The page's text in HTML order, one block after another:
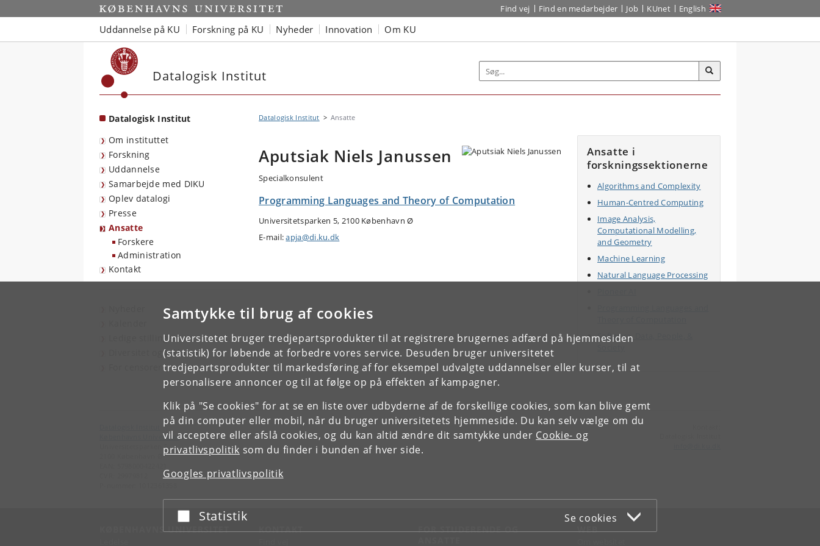
Samtykke til brug af cookies
Universitetet bruger tredjepartsprodukter til at registrere brugernes adfærd på hjemmesiden
(statistik) for løbende at forbedre vores service. Desuden bruger universitetet
tredjepartsprodukter til markedsføring af for eksempel udvalgte uddannelser eller kurser, til at
personalisere annoncer og til at følge op på effekten af kampagner.
Klik på "Se cookies" for at se en liste over udbyderne af de forskellige cookies, som kan blive gemt
på din computer eller mobil, når du bruger universitetets hjemmeside. Du kan selv vælge om du
vil acceptere eller afslå cookies, og du kan altid ændre dit samtykke under Cookie- og
privatlivspolitik som du finder i bunden af hver side.
Googles privatlivspolitik
Acceptér eller afslå
Statistik Se cookies
Start Find vej Find en medarbejder Job KUnet English
Uddannelse på KU Forskning på KU Nyheder Innovation Om KU
Datalogisk Institut
Datalogisk Institut
Om instituttet
Forskning
Uddannelse
Samarbejde med DIKU
Oplev datalogi
Presse
Ansatte
Forskere
Administration
Kontakt
Ledige stillinger
Diversitet og inklusion
Datalogisk Institut Ansatte
Aputsiak Niels Janussen
Specialkonsulent
Programming Languages and Theory of Computation
Universitetsparken 5, 2100 København Ø
E-mail:apja@di.ku.dk
Ansatte i
forskningssektionerne
Algorithms and Complexity
Human-Centred Computing
Image Analysis,
Computational Modelling,
and Geometry
Machine Learning
Natural Language Processing
Software, Data, People, &
Københavns Universitet
Universitetsparken 5
KØBENHAVNS UNIVERSITET KONTAKT
FOR STUDERENDE OG
WEB